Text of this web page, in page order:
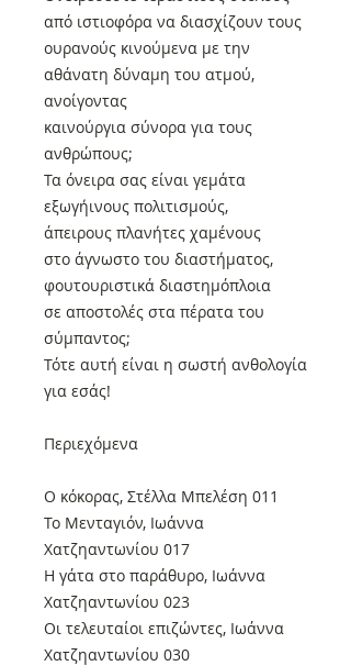
από ιστιοφόρα να διασχίζουν τους
ουρανούς κινούμενα με την
αθάνατη δύναμη του ατμού,
ανοίγοντας
καινούργια σύνορα για τους
ανθρώπους;
Τα όνειρα σας είναι γεμάτα
εξωγήινους πολιτισμούς,
άπειρους πλανήτες χαμένους
στο άγνωστο του διαστήματος,
φουτουριστικά διαστημόπλοια
σε αποστολές στα πέρατα του
σύμπαντος;
Τότε αυτή είναι η σωστή ανθολογία
για εσάς!
Περιεχόμενα
Ο κόκορας, Στέλλα Μπελέση 011
Το Μενταγιόν, Ιωάννα
Χατζηαντωνίου 017
Η γάτα στο παράθυρο, Ιωάννα
Χατζηαντωνίου 023
Οι τελευταίοι επιζώντες, Ιωάννα
Χατζηαντωνίου 030